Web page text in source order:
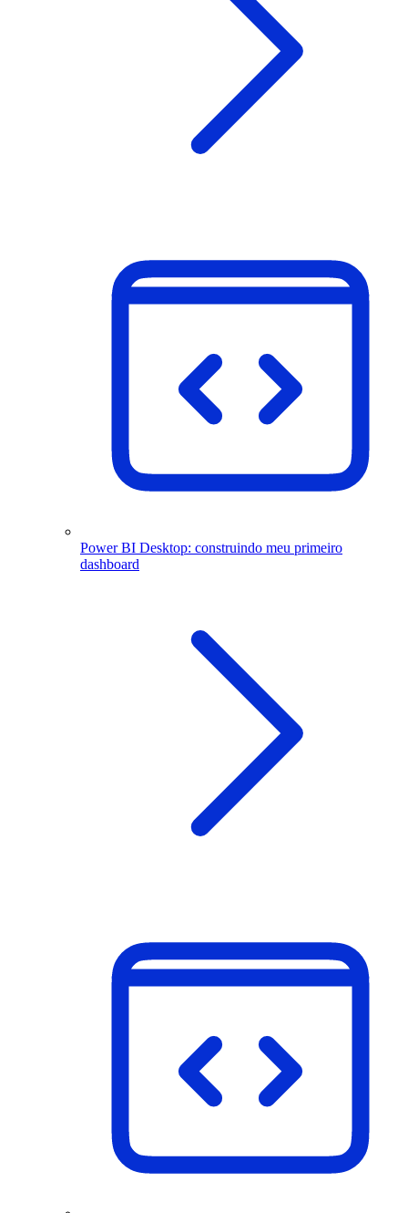
Power BI Desktop: construindo meu primeiro
dashboard